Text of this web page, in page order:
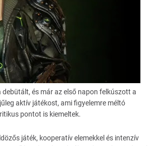
és már az első napon felkúszott a
aktív játékost, ami figyelemre méltó
pontot is kiemeltek.
játék, kooperatív elemekkel és intenzív